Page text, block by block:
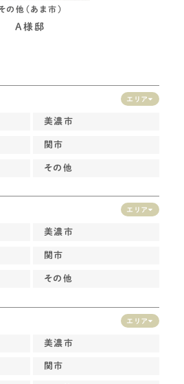
の他（あま市）
A様邸
エリア
美濃市
関市
その他
エリア
美濃市
関市
その他
エリア
美濃市
関市